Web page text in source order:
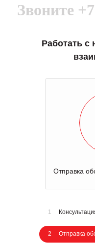
Звоните
Работать с
Отправка
1
2 Отправка